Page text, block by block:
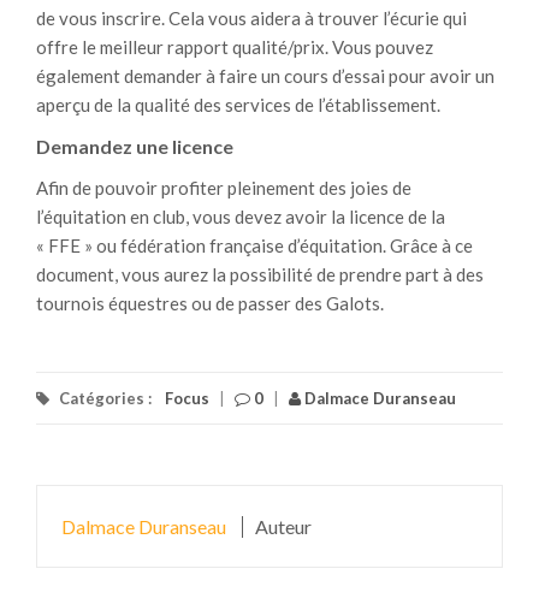
de vous inscrire. Cela vous aidera à trouver l’écurie qui
offre le meilleur rapport qualité/prix. Vous pouvez
également demander à faire un cours d’essai pour avoir un
aperçu de la qualité des services de l’établissement.
Demandez une licence
Afin de pouvoir profiter pleinement des joies de
l’équitation en club, vous devez avoir la licence de la
« FFE » ou fédération française d’équitation. Grâce à ce
document, vous aurez la possibilité de prendre part à des
tournois équestres ou de passer des Galots.
Catégories : Focus 0 Dalmace Duranseau
Dalmace Duranseau Auteur